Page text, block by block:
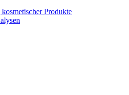
Produkte